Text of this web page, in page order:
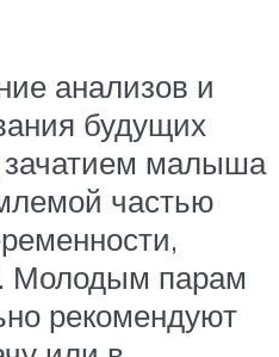
анализов и
будущих
зачатием малыша
частью
Молодым парам
рекомендуют